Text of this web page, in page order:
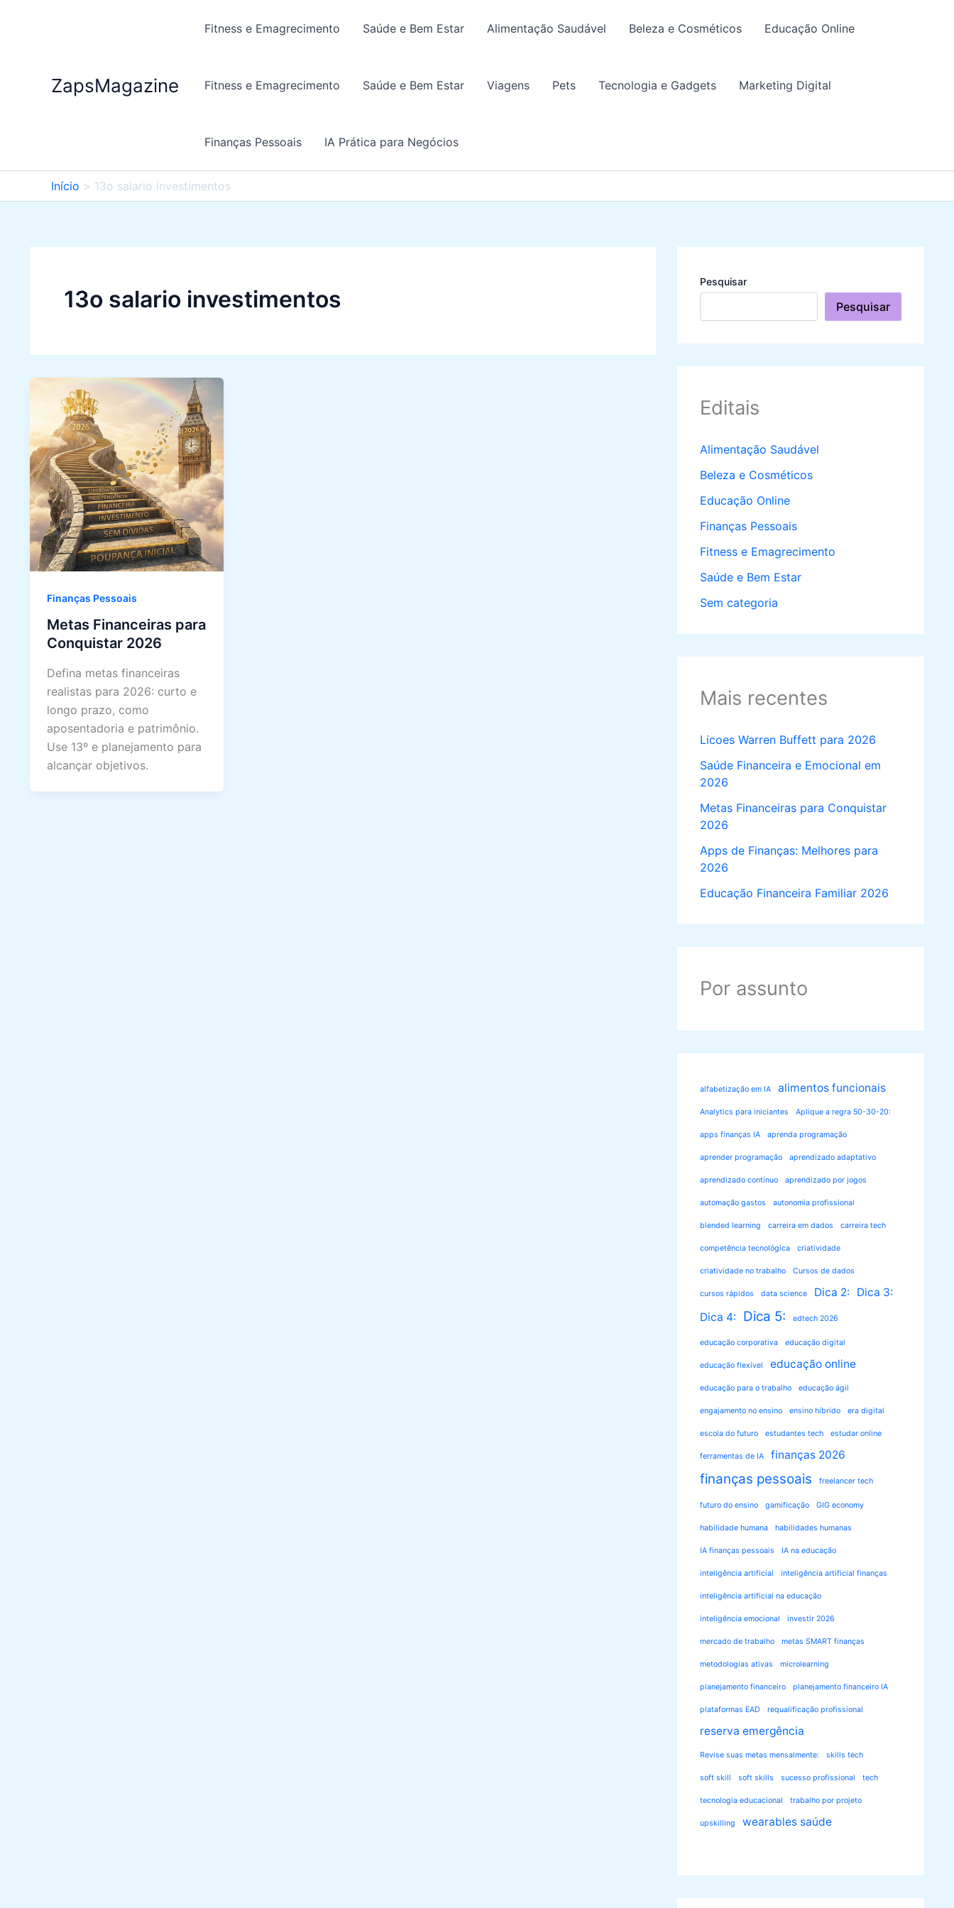
ZapsMagazine
Fitness e Emagrecimento Saúde e Bem Estar Alimentação Saudável Beleza e Cosméticos Educação Online
Fitness e Emagrecimento Saúde e Bem Estar Viagens Pets Tecnologia e Gadgets Marketing Digital
Finanças Pessoais IA Prática para Negócios
Início 13o salario investimentos
13o salario investimentos
Finanças Pessoais
Metas Financeiras para
Conquistar 2026
Defina metas financeiras
realistas para 2026: curto e
longo prazo, como
aposentadoria e patrimônio.
Use 13º e planejamento para
alcançar objetivos.
Pesquisar
Pesquisar
Editais
Alimentação Saudável
Beleza e Cosméticos
Educação Online
Finanças Pessoais
Fitness e Emagrecimento
Saúde e Bem Estar
Sem categoria
Mais recentes
Licoes Warren Buffett para 2026
Saúde Financeira e Emocional em
2026
Metas Financeiras para Conquistar
2026
Apps de Finanças: Melhores para
2026
Educação Financeira Familiar 2026
Por assunto
alfabetização em IA alimentos funcionais
Analytics para iniciantes Aplique a regra 50-30-20:
apps finanças IA aprenda programação
aprender programação aprendizado adaptativo
aprendizado contínuo aprendizado por jogos
automação gastos autonomia profissional
blended learning carreira em dados carreira tech
competência tecnológica criatividade
criatividade no trabalho Cursos de dados
cursos rápidos data science Dica 2:
Dica 3:
Dica 4:
Dica 5: edtech 2026
educação corporativa educação digital
educação flexível educação online
educação para o trabalho educação ágil
engajamento no ensino ensino híbrido era digital
escola do futuro estudantes tech estudar online
ferramentas de IA finanças 2026
finanças pessoais freelancer tech
futuro do ensino gamificação GIG economy
habilidade humana habilidades humanas
IA finanças pessoais IA na educação
inteligência artificial inteligência artificial finanças
inteligência artificial na educação
inteligência emocional investir 2026
mercado de trabalho metas SMART finanças
metodologias ativas microlearning
planejamento financeiro planejamento financeiro IA
plataformas EAD requalificação profissional
reserva emergência
Revise suas metas mensalmente: skills tech
soft skill soft skills sucesso profissional tech
tecnologia educacional trabalho por projeto
upskilling wearables saúde